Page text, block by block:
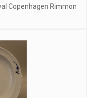
Copenhagen Rimmon